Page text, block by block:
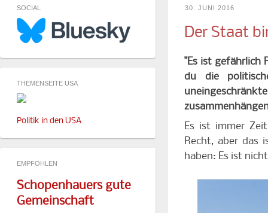
30. JUNI 2016
Der Staat
"Es ist gefährlich
du die
Es ist immer
Recht, aber das
haben: Es ist
SOCIAL
THEMENSEITE USA
Politik in den USA
EMPFOHLEN
Schopenhauers gute
Gemeinschaft